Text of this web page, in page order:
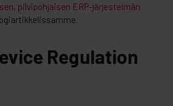
pilvipohjaisen ERP-järjestelmän
Regulation